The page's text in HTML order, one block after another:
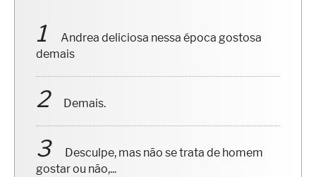
Andrea deliciosa nessa época gostosa
demais
Demais.
Desculpe, mas não se trata de homem
gostar ou não,...